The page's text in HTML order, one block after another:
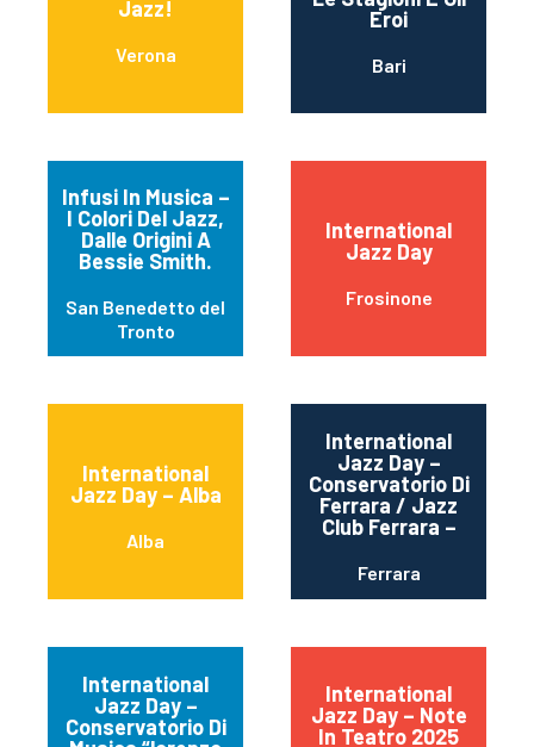
Jazz!
Verona
Eroi
Bari
Infusi In Musica –
I Colori Del Jazz,
Dalle Origini A
Bessie Smith.
San Benedetto del
Tronto
International
Jazz Day
Frosinone
International
Jazz Day – Alba
Alba
International
Jazz Day –
Conservatorio Di
Ferrara / Jazz
Club Ferrara –
Ferrara
International
Jazz Day –
Conservatorio Di
International
Jazz Day – Note
In Teatro 2025